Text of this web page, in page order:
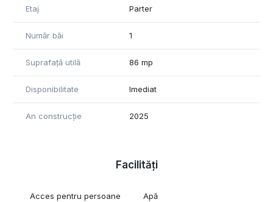
Avantaje:
zonă cu trafic pietonal și auto intens
aproape de complex comercial și magazine
vizibilitate bună
showroom
Etaj Parter
Număr băi 1
Suprafață utilă 86 mp
Disponibilitate Imediat
An construcție 2025
Facilități
Acces pentru persoane
Apă